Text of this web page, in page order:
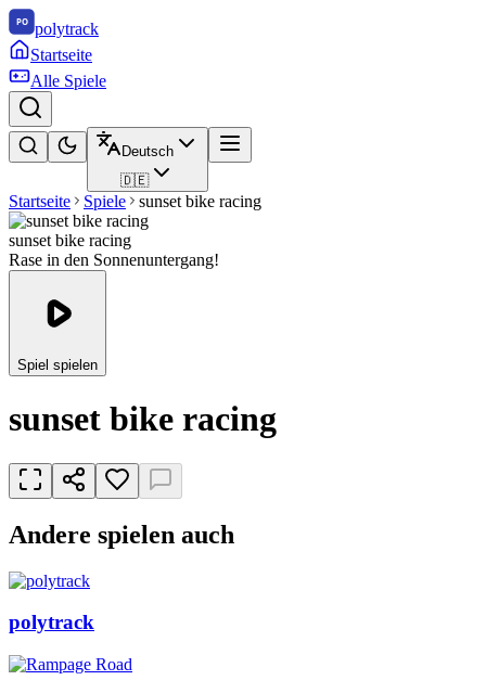
polytrack
Startseite
Alle Spiele
Deutsch
🇩🇪
Startseite Spiele sunset bike racing
sunset bike racing
Rase in den Sonnenuntergang!
Spiel spielen
sunset bike racing
Andere spielen auch
polytrack